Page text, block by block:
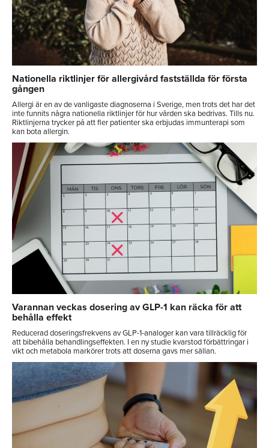
Nationella riktlinjer för allergivård fastställda för första
gången
Allergi är en av de vanligaste diagnoserna i Sverige, men trots det har det
inte funnits några nationella riktlinjer för hur vården ska bedrivas. Tills nu.
Riktlinjerna trycker på att fler patienter ska erbjudas immunterapi som
kan bota allergin.
Varannan veckas dosering av GLP-1 kan räcka för att
behålla effekt
Reducerad doseringsfrekvens av GLP-1-analoger kan vara tillräcklig för
att bibehålla behandlingseffekten. I en ny studie kvarstod förbättringar i
vikt och metabola markörer trots att doserna gavs mer sällan.